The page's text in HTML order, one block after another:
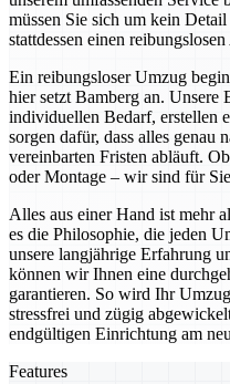
müssen Sie sich um kein
stattdessen einen
Ein reibungsloser Umzug
hier setzt Bamberg an. Unsere
individuellen Bedarf, erstellen
sorgen dafür, dass alles genau
vereinbarten Fristen abläuft.
oder Montage – wir sind für
Alles aus einer Hand ist mehr
es die Philosophie, die jeden
unsere langjährige Erfahrung
können wir Ihnen eine
garantieren. So wird Ihr
stressfrei und zügig
endgültigen Einrichtung am
Features